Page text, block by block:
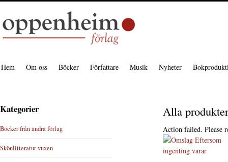
Hem Om oss Böcker Författare Musik Nyheter
Alla produkter
Action failed. Please
Kategorier
Böcker från andra förlag
Skönlitteratur vuxen